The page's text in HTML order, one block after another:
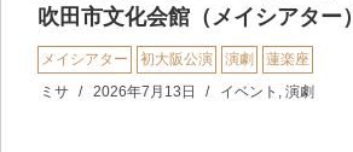
吹田市文化会館（メイシアター）
メイシアター 初大阪公演 演劇
蓮楽座
ミサ
2026年7月13日 イベント 演劇